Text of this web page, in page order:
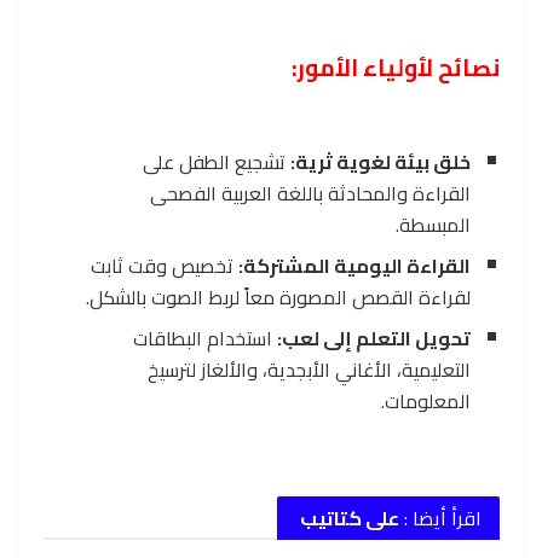
نصائح لأولياء الأمور:
خلق بيئة لغوية ثرية: تشجيع الطفل على
القراءة والمحادثة باللغة العربية الفصحى
المبسطة.
القراءة اليومية المشتركة: تخصيص وقت ثابت
لقراءة القصص المصورة معاً لربط الصوت بالشكل.
تحويل التعلم إلى لعب: استخدام البطاقات
التعليمية، الأغاني الأبجدية، والألغاز لترسيخ
المعلومات.
اقرأ أيضا :على كتاتيب